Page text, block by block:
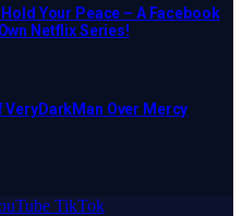
Your Peace – A Facebook
Netflix Series!
VeryDarkMan Over Mercy
TikTok